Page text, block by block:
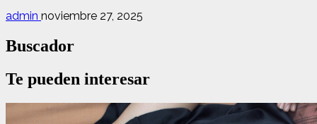
admin noviembre 27, 2025
Buscador
Te pueden interesar